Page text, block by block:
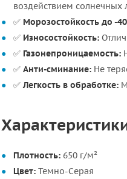
воздействием солнечных
✅ Морозостойкость до -
✅ Износостойкость:
✅ Газонепроницаемость:
✅ Анти-сминание: Не
✅Легкость в обработке:
Плотность: 650 г/м²
Цвет: Темно-Серая